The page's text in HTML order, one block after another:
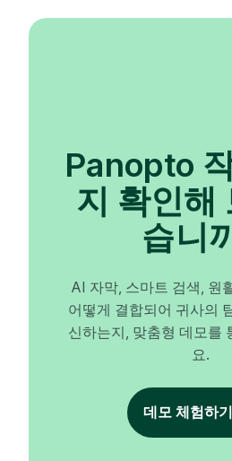
Panopto
지 확인해
습니
AI 자막, 스마트 검색, 원
어떻게 결합되어 귀사의
신하는지, 맞춤형 데모를
요.
데모 체험하기